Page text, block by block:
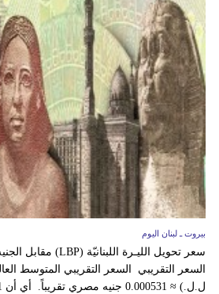
بيروت ـ لبنان اليوم